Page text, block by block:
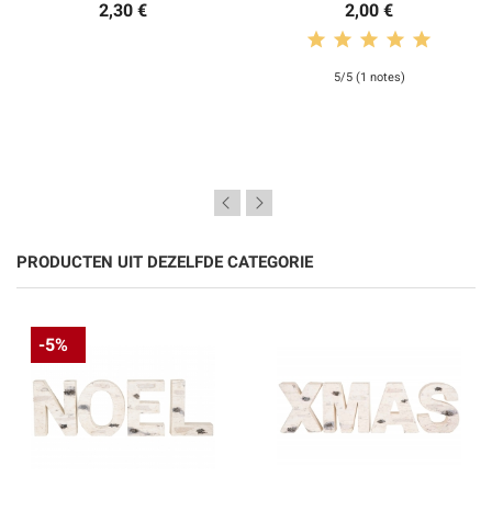
2,30 € 2,00 €
5/5 (1 notes)
PRODUCTEN UIT DEZELFDE CATEGORIE
-5%